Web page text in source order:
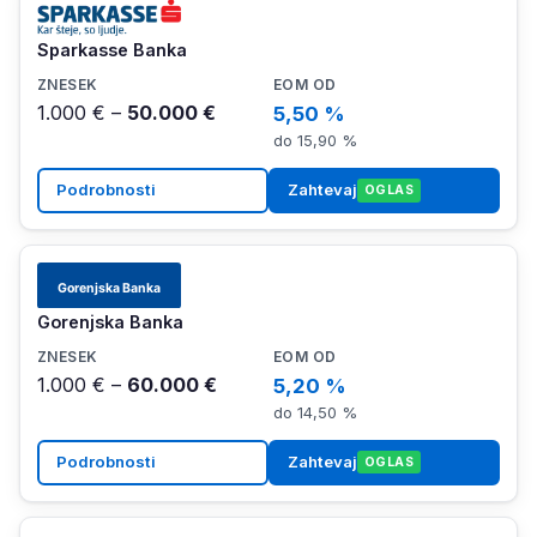
Sparkasse Banka
1.000 € – 50.000 € 5,50 %
do 15,90 %
Podrobnosti Zahtevaj OGLAS
Gorenjska Banka
1.000 € – 60.000 € 5,20 %
do 14,50 %
Podrobnosti Zahtevaj OGLAS